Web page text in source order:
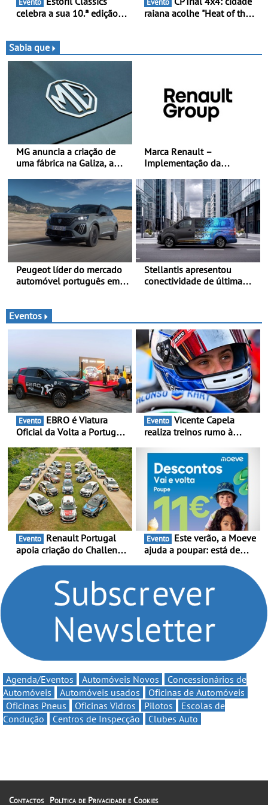
celebra a sua 10.ª edição
raiana acolhe "Heat of the
Sabia que
MG anuncia a criação de
uma fábrica na Galiza, a
Continental - O início da
produção está previsto
para 2028, com uma
capacidade anual de até
120.000 veículos
Marca Renault –
Implementação da
combinando crescimento,
eletrificação e criação de
valor
Peugeot líder do mercado
automóvel português em
Stellantis apresentou
conectividade de última
Eventos
Evento
Oficial da Volta a Portugal
presença nacional ao lado
da mítica prova de ciclismo
e leva a sua gama SUV
multi-energia às estradas
de Portugal
Evento
realiza treinos rumo à
Portugal Karting e mira boa
estreia - O Campeonato
Portugal Karting 2026
decorre entre 1 de Março e
6 de Setembro
Evento
apoia criação do Challenge
compromisso com o
automobilismo nacional
continua em 2026
Evento
ajuda a poupar: está de
Volta” com descontos de
Agenda/Eventos Automóveis Novos
Concessionários de
Automóveis
Automóveis usados
Oficinas de Automóveis
Oficinas Pneus
Oficinas Vidros Pilotos
Escolas de
Condução
Centros de Inspecção Clubes Auto
Contactos Política de Privacidade e Cookies